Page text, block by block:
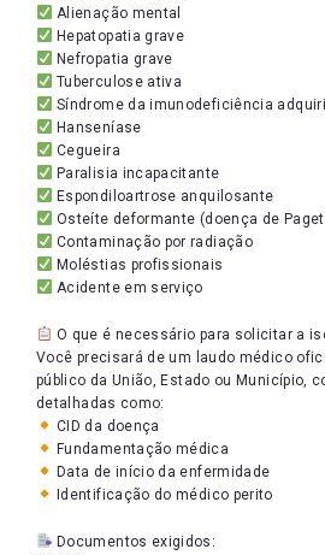
Alienação mental
Hepatopatia grave
Nefropatia grave
Tuberculose ativa
Síndrome da imunodeficiência
Hanseníase
Cegueira
Paralisia incapacitante
Espondiloartrose anquilosante
Osteíte deformante (doença de
Contaminação por radiação
Moléstias profissionais
Acidente em serviço
O que é necessário para solicitar a
Você precisará de um laudo médico
público da União, Estado ou Município,
detalhadas como:
CID da doença
Fundamentação médica
Data de início da enfermidade
Identificação do médico perito
Documentos exigidos: